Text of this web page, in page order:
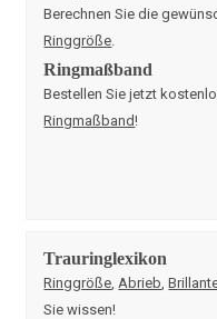
Berechnen Sie die
Ringgröße
Ringmaßband
Bestellen Sie jetzt
Ringmaßband!
Trauringlexikon
Ringgröße Abrieb ,
Sie wissen!